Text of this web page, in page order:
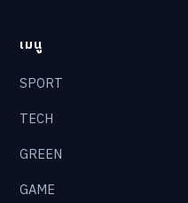
เมนู
SPORT
TECH
GREEN
GAME